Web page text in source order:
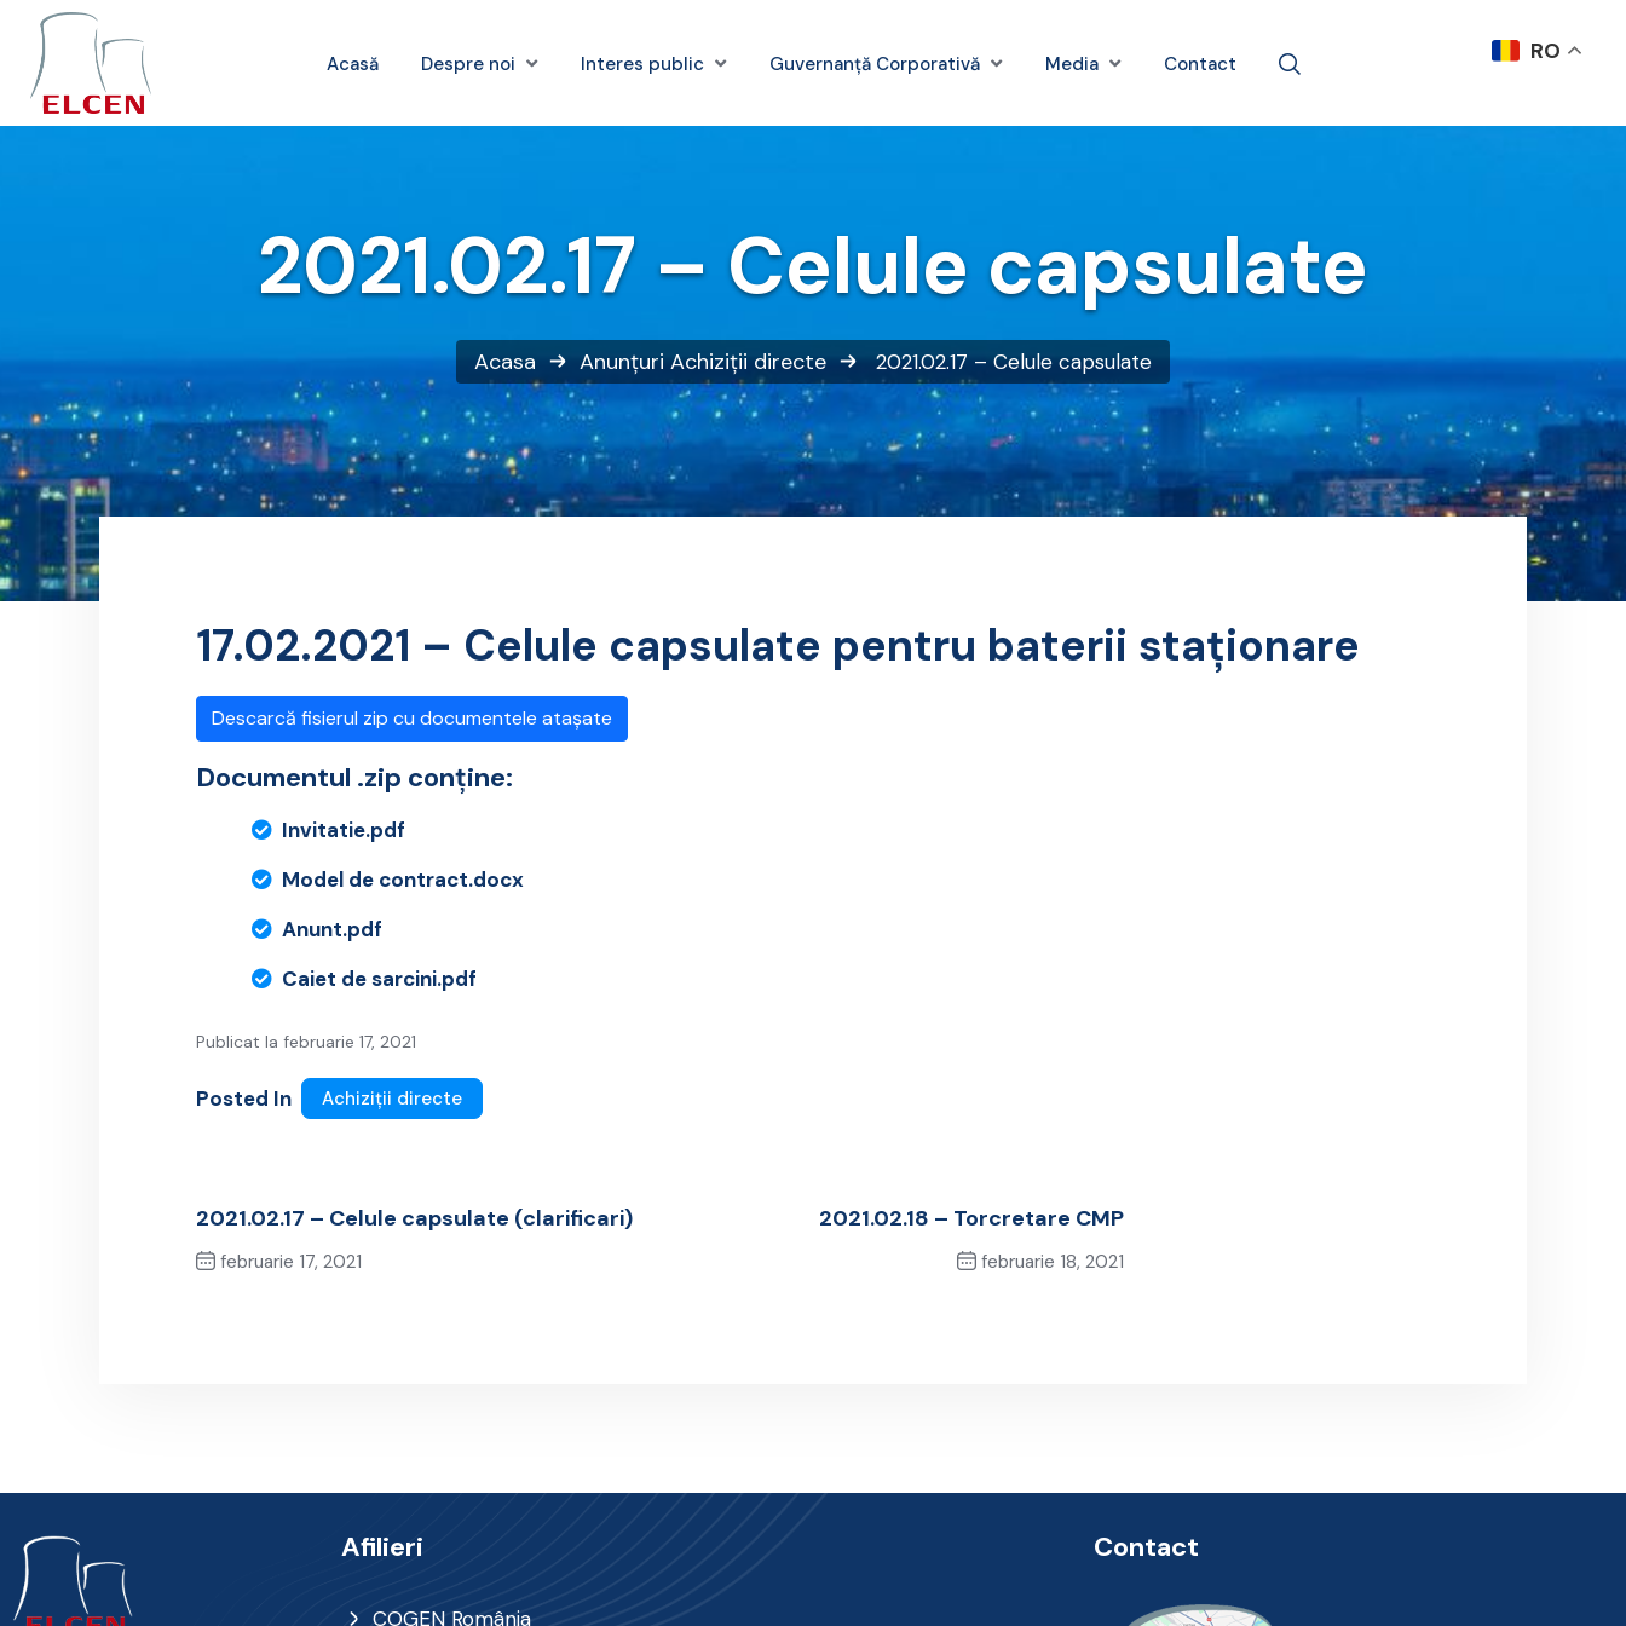
Acasă Despre noi Interes public Guvernanță Corporativă Media Contact
2021.02.17 – Celule capsulate
Acasa Anunțuri Achiziții directe 2021.02.17 – Celule capsulate
17.02.2021 – Celule capsulate pentru baterii staţionare
Descarcă fisierul zip cu documentele atașate
Documentul .zip conține:
Invitatie.pdf
Model de contract.docx
Anunt.pdf
Caiet de sarcini.pdf
Publicat la februarie 17, 2021
Posted In Achiziții directe
2021.02.17 – Celule capsulate (clarificari)
februarie 17, 2021
2021.02.18 – Torcretare CMP
februarie 18, 2021
Afilieri
COGEN România
Contact
RO